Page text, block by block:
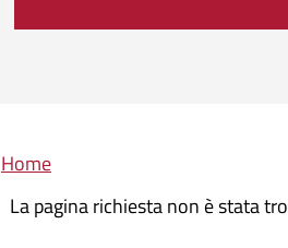
Briciole di pane
Home
La pagina richiesta non è stata